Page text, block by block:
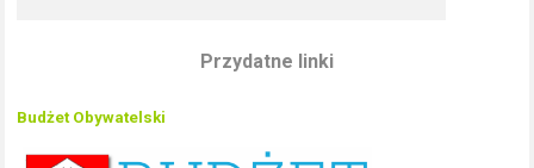
Przydatne linki
Budżet Obywatelski